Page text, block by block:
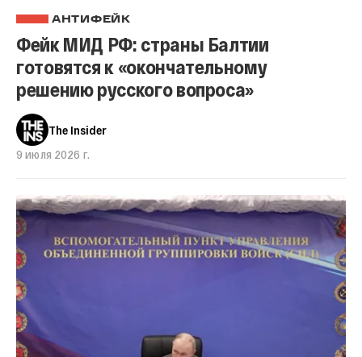
АНТИФЕЙК
Фейк МИД РФ: страны Балтии
готовятся к «окончательному
решению русского вопроса»
The Insider
9 июля 2026 г.